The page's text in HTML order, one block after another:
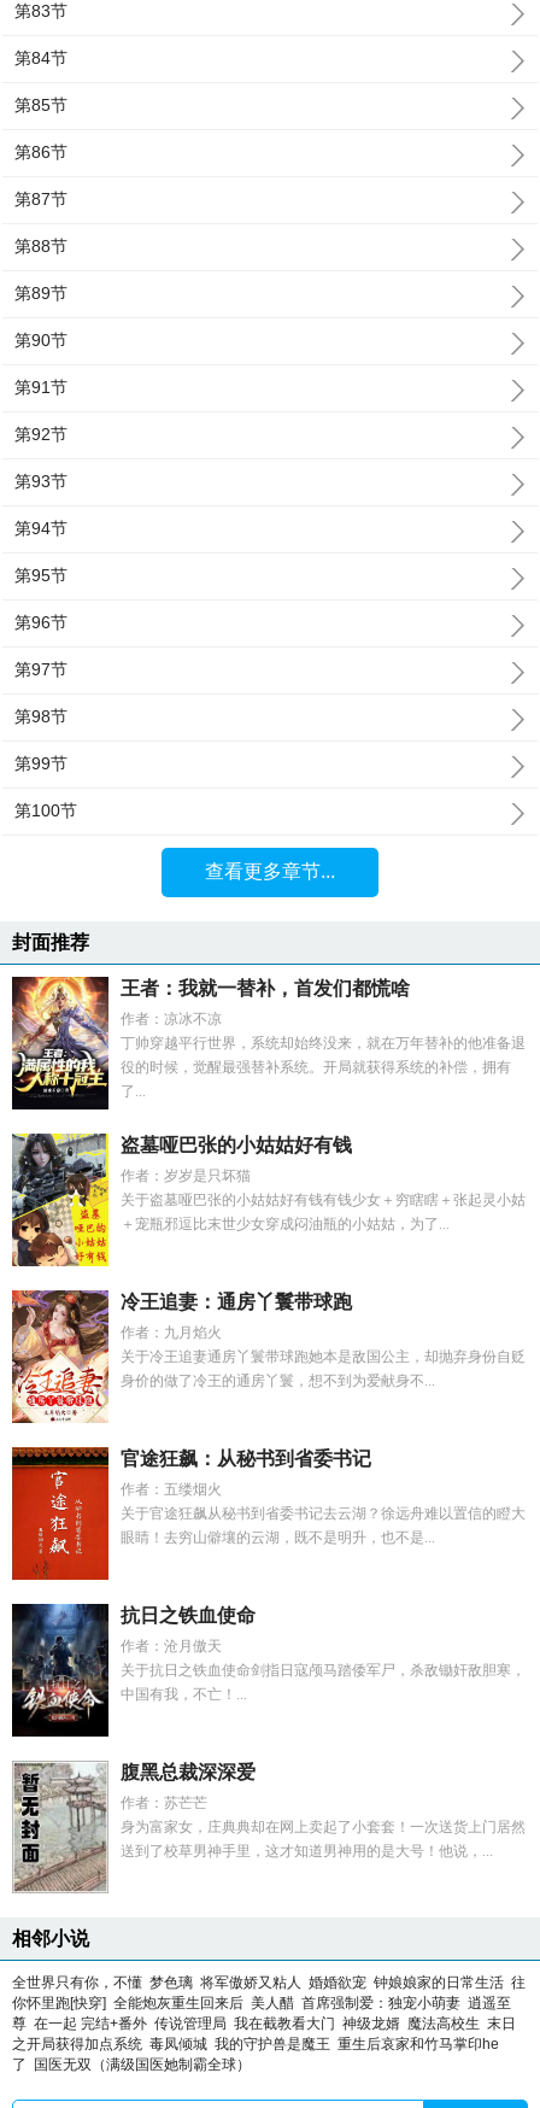
第83节
第84节
第85节
第86节
第87节
第88节
第89节
第90节
第91节
第92节
第93节
第94节
第95节
第96节
第97节
第98节
第99节
第100节
查看更多章节...
封面推荐
王者：我就一替补，首发们都慌啥
作者：凉冰不凉
丁帅穿越平行世界，系统却始终没来，就在万年替补的他准备退
役的时候，觉醒最强替补系统。开局就获得系统的补偿，拥有
了...
盗墓哑巴张的小姑姑好有钱
作者：岁岁是只坏猫
关于盗墓哑巴张的小姑姑好有钱有钱少女＋穷瞎瞎＋张起灵小姑
＋宠瓶邪逗比末世少女穿成闷油瓶的小姑姑，为了...
冷王追妻：通房丫鬟带球跑
作者：九月焰火
关于冷王追妻通房丫鬟带球跑她本是敌国公主，却抛弃身份自贬
身价的做了冷王的通房丫鬟，想不到为爱献身不...
官途狂飙：从秘书到省委书记
作者：五缕烟火
关于官途狂飙从秘书到省委书记去云湖？徐远舟难以置信的瞪大
眼睛！去穷山僻壤的云湖，既不是明升，也不是...
抗日之铁血使命
作者：沧月傲天
关于抗日之铁血使命剑指日寇颅马踏倭军尸，杀敌锄奸敌胆寒，
中国有我，不亡！...
腹黑总裁深深爱
作者：苏芒芒
身为富家女，庄典典却在网上卖起了小套套！一次送货上门居然
送到了校草男神手里，这才知道男神用的是大号！他说，...
相邻小说
全世界只有你，不懂 梦色璃 将军傲娇又粘人 婚婚欲宠 钟娘娘家的日常生活 往
你怀里跑[快穿] 全能炮灰重生回来后 美人醋 首席强制爱：独宠小萌妻 逍遥至
尊 在一起 完结+番外 传说管理局 我在截教看大门 神级龙婿 魔法高校生 末日
之开局获得加点系统 毒凤倾城 我的守护兽是魔王 重生后哀家和竹马掌印he
了
国医无双（满级国医她制霸全球）